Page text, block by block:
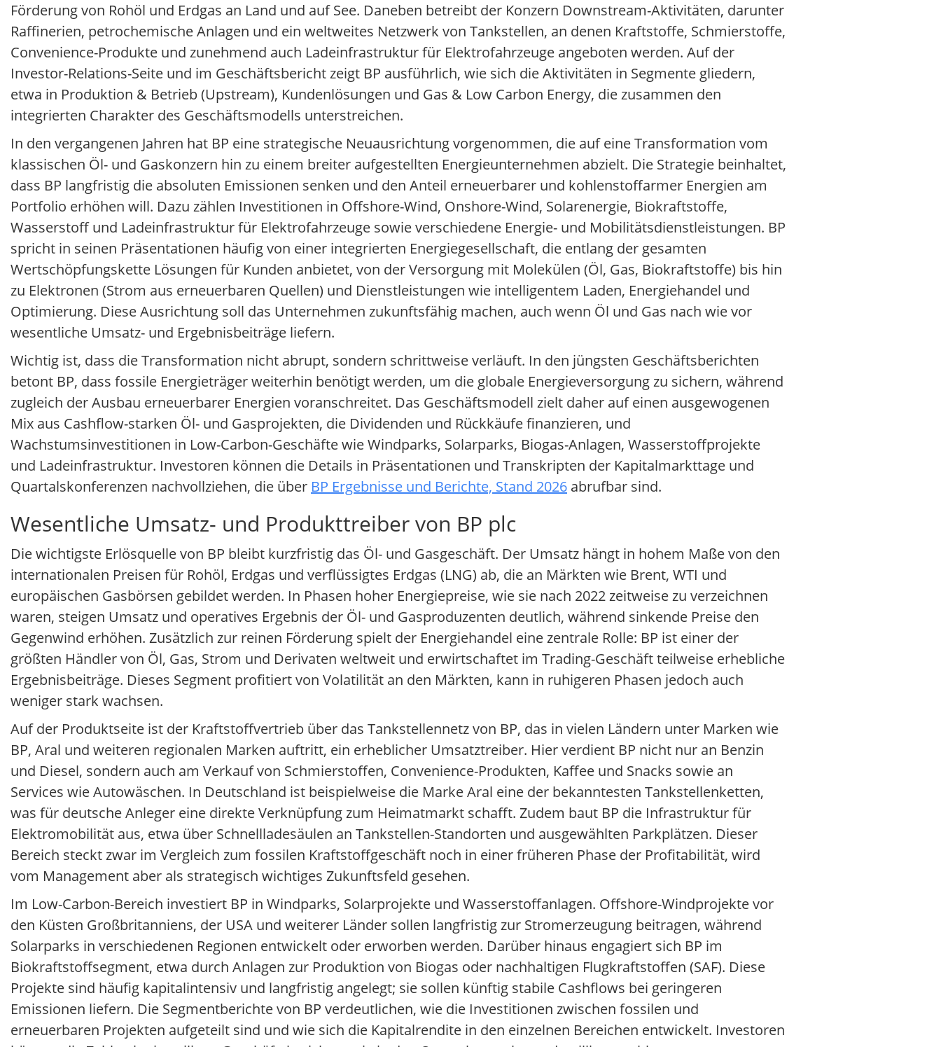
Förderung von Rohöl und Erdgas an Land und auf See. Daneben betreibt der Konzern Downstream-Aktivitäten, darunter
Raffinerien, petrochemische Anlagen und ein weltweites Netzwerk von Tankstellen, an denen Kraftstoffe, Schmierstoffe,
Convenience-Produkte und zunehmend auch Ladeinfrastruktur für Elektrofahrzeuge angeboten werden. Auf der
Investor-Relations-Seite und im Geschäftsbericht zeigt BP ausführlich, wie sich die Aktivitäten in Segmente gliedern,
etwa in Produktion & Betrieb (Upstream), Kundenlösungen und Gas & Low Carbon Energy, die zusammen den
integrierten Charakter des Geschäftsmodells unterstreichen.
In den vergangenen Jahren hat BP eine strategische Neuausrichtung vorgenommen, die auf eine Transformation vom
klassischen Öl- und Gaskonzern hin zu einem breiter aufgestellten Energieunternehmen abzielt. Die Strategie beinhaltet,
dass BP langfristig die absoluten Emissionen senken und den Anteil erneuerbarer und kohlenstoffarmer Energien am
Portfolio erhöhen will. Dazu zählen Investitionen in Offshore-Wind, Onshore-Wind, Solarenergie, Biokraftstoffe,
Wasserstoff und Ladeinfrastruktur für Elektrofahrzeuge sowie verschiedene Energie- und Mobilitätsdienstleistungen. BP
spricht in seinen Präsentationen häufig von einer integrierten Energiegesellschaft, die entlang der gesamten
Wertschöpfungskette Lösungen für Kunden anbietet, von der Versorgung mit Molekülen (Öl, Gas, Biokraftstoffe) bis hin
zu Elektronen (Strom aus erneuerbaren Quellen) und Dienstleistungen wie intelligentem Laden, Energiehandel und
Optimierung. Diese Ausrichtung soll das Unternehmen zukunftsfähig machen, auch wenn Öl und Gas nach wie vor
wesentliche Umsatz- und Ergebnisbeiträge liefern.
Wichtig ist, dass die Transformation nicht abrupt, sondern schrittweise verläuft. In den jüngsten Geschäftsberichten
betont BP, dass fossile Energieträger weiterhin benötigt werden, um die globale Energieversorgung zu sichern, während
zugleich der Ausbau erneuerbarer Energien voranschreitet. Das Geschäftsmodell zielt daher auf einen ausgewogenen
Mix aus Cashflow-starken Öl- und Gasprojekten, die Dividenden und Rückkäufe finanzieren, und
Wachstumsinvestitionen in Low-Carbon-Geschäfte wie Windparks, Solarparks, Biogas-Anlagen, Wasserstoffprojekte
und Ladeinfrastruktur. Investoren können die Details in Präsentationen und Transkripten der Kapitalmarkttage und
Quartalskonferenzen nachvollziehen, die über BP Ergebnisse und Berichte, Stand 2026 abrufbar sind.
Wesentliche Umsatz- und Produkttreiber von BP plc
Die wichtigste Erlösquelle von BP bleibt kurzfristig das Öl- und Gasgeschäft. Der Umsatz hängt in hohem Maße von den
internationalen Preisen für Rohöl, Erdgas und verflüssigtes Erdgas (LNG) ab, die an Märkten wie Brent, WTI und
europäischen Gasbörsen gebildet werden. In Phasen hoher Energiepreise, wie sie nach 2022 zeitweise zu verzeichnen
waren, steigen Umsatz und operatives Ergebnis der Öl- und Gasproduzenten deutlich, während sinkende Preise den
Gegenwind erhöhen. Zusätzlich zur reinen Förderung spielt der Energiehandel eine zentrale Rolle: BP ist einer der
größten Händler von Öl, Gas, Strom und Derivaten weltweit und erwirtschaftet im Trading-Geschäft teilweise erhebliche
Ergebnisbeiträge. Dieses Segment profitiert von Volatilität an den Märkten, kann in ruhigeren Phasen jedoch auch
weniger stark wachsen.
Auf der Produktseite ist der Kraftstoffvertrieb über das Tankstellennetz von BP, das in vielen Ländern unter Marken wie
BP, Aral und weiteren regionalen Marken auftritt, ein erheblicher Umsatztreiber. Hier verdient BP nicht nur an Benzin
und Diesel, sondern auch am Verkauf von Schmierstoffen, Convenience-Produkten, Kaffee und Snacks sowie an
Services wie Autowäschen. In Deutschland ist beispielweise die Marke Aral eine der bekanntesten Tankstellenketten,
was für deutsche Anleger eine direkte Verknüpfung zum Heimatmarkt schafft. Zudem baut BP die Infrastruktur für
Elektromobilität aus, etwa über Schnellladesäulen an Tankstellen-Standorten und ausgewählten Parkplätzen. Dieser
Bereich steckt zwar im Vergleich zum fossilen Kraftstoffgeschäft noch in einer früheren Phase der Profitabilität, wird
vom Management aber als strategisch wichtiges Zukunftsfeld gesehen.
Im Low-Carbon-Bereich investiert BP in Windparks, Solarprojekte und Wasserstoffanlagen. Offshore-Windprojekte vor
den Küsten Großbritanniens, der USA und weiterer Länder sollen langfristig zur Stromerzeugung beitragen, während
Solarparks in verschiedenen Regionen entwickelt oder erworben werden. Darüber hinaus engagiert sich BP im
Biokraftstoffsegment, etwa durch Anlagen zur Produktion von Biogas oder nachhaltigen Flugkraftstoffen (SAF). Diese
Projekte sind häufig kapitalintensiv und langfristig angelegt; sie sollen künftig stabile Cashflows bei geringeren
Emissionen liefern. Die Segmentberichte von BP verdeutlichen, wie die Investitionen zwischen fossilen und
erneuerbaren Projekten aufgeteilt sind und wie sich die Kapitalrendite in den einzelnen Bereichen entwickelt. Investoren